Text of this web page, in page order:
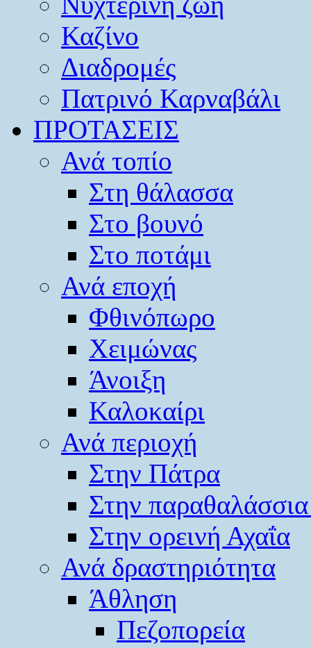
Καζίνο
Διαδρομές
Πατρινό Καρναβάλι
ΠΡΟΤΑΣΕΙΣ
Ανά τοπίο
Στη θάλασσα
Στο βουνό
Στο ποτάμι
Ανά εποχή
Φθινόπωρο
Χειμώνας
Άνοιξη
Καλοκαίρι
Ανά περιοχή
Στην Πάτρα
Στην
Στην ορεινή Αχαΐα
Ανά δραστηριότητα
Άθληση
Πεζοπορεία